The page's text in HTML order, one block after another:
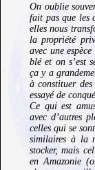
On oublie
fait pas que les
elles nous
la propriété
avec une
blé et on s’est
ça y a
à constituer
essayé de
Ce qui est
avec d’autres
celles qui se
similaires à la
stocker, mais
en Amazonie